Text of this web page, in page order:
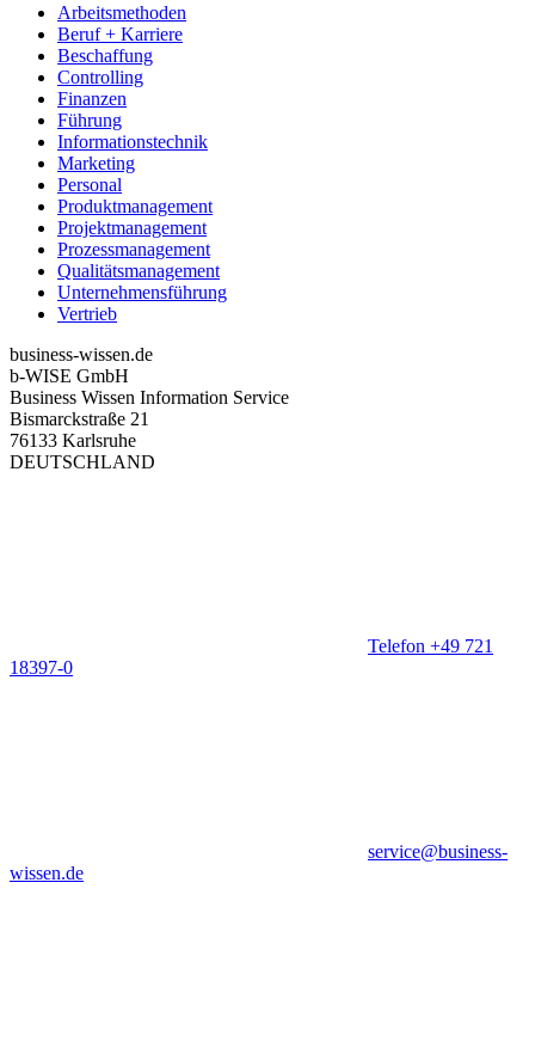
Arbeitsmethoden
Beruf + Karriere
Beschaffung
Controlling
Finanzen
Führung
Informationstechnik
Marketing
Personal
Produktmanagement
Projektmanagement
Prozessmanagement
Qualitätsmanagement
Unternehmensführung
Vertrieb
business-wissen.de
b-WISE GmbH
Business Wissen Information Service
Bismarckstraße 21
76133 Karlsruhe
DEUTSCHLAND
Telefon +49 721
18397-0
service@business-
wissen.de